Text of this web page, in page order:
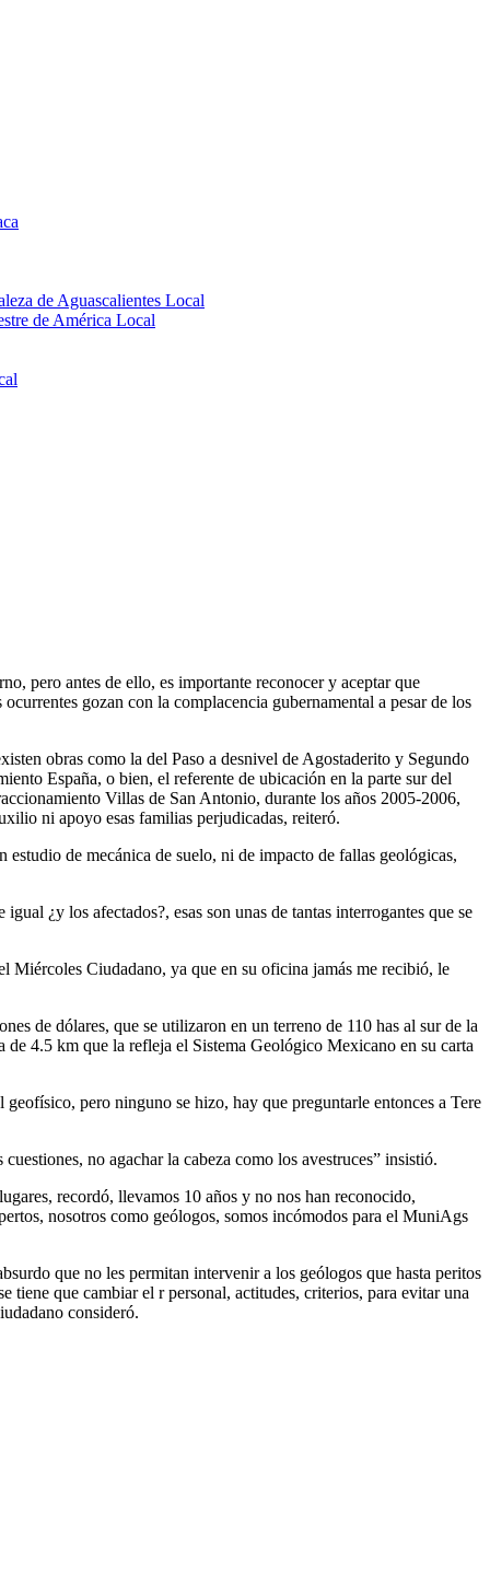
de Aguascalientes Local
de América Local
pero antes de ello, es importante reconocer y aceptar que
gozan con la complacencia gubernamental a pesar de los
obras como la del Paso a desnivel de Agostaderito y Segundo
España, o bien, el referente de ubicación en la parte sur del
Villas de San Antonio, durante los años 2005-2006,
ni apoyo esas familias perjudicadas, reiteró.
de mecánica de suelo, ni de impacto de fallas geológicas,
¿y los afectados?, esas son unas de tantas interrogantes que se
Miércoles Ciudadano, ya que en su oficina jamás me recibió, le
de dólares, que se utilizaron en un terreno de 110 has al sur de la
4.5 km que la refleja el Sistema Geológico Mexicano en su carta
pero ninguno se hizo, hay que preguntarle entonces a Tere
no agachar la cabeza como los avestruces” insistió.
recordó, llevamos 10 años y no nos han reconocido,
nosotros como geólogos, somos incómodos para el MuniAgs
que no les permitan intervenir a los geólogos que hasta peritos
que cambiar el r personal, actitudes, criterios, para evitar una
consideró.